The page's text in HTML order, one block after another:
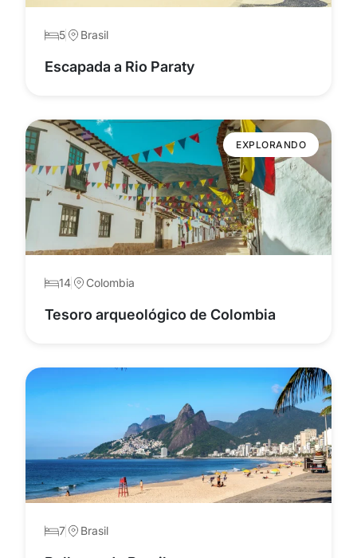
5 Brasil
Escapada a Rio Paraty
EXPLORANDO
14 Colombia
Tesoro arqueológico de Colombia
7 Brasil